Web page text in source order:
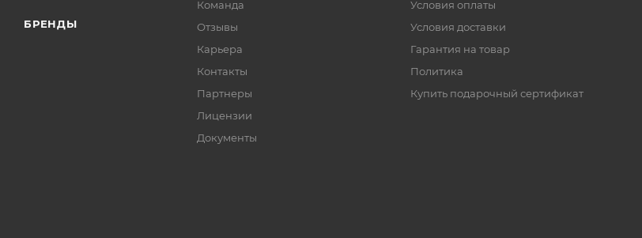
БРЕНДЫ
Команда
Отзывы
Карьера
Контакты
Партнеры
Лицензии
Документы
Условия оплаты
Условия доставки
Гарантия на товар
Политика
Купить подарочный сертификат